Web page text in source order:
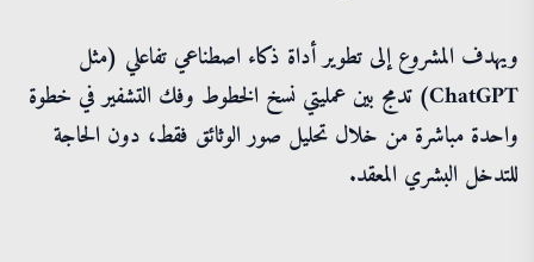
ويهدف المشروع إلى تطوير أداة ذكاء اصطناعي تفاعلي (مثل
ChatGPT) تدمج بين عمليتي نسخ الخطوط وفك التشفير في خطوة
واحدة مباشرة من خلال تحليل صور الوثائق فقط، دون الحاجة
للتدخل البشري المعقد.